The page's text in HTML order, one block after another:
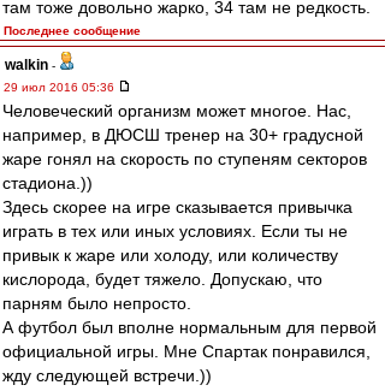
там тоже довольно жарко, 34 там не редкость.
Последнее сообщение
walkin -
29 июл 2016 05:36
Человеческий организм может многое. Нас,
например, в ДЮСШ тренер на 30+ градусной
жаре гонял на скорость по ступеням секторов
стадиона.))
Здесь скорее на игре сказывается привычка
играть в тех или иных условиях. Если ты не
привык к жаре или холоду, или количеству
кислорода, будет тяжело. Допускаю, что
парням было непросто.
А футбол был вполне нормальным для первой
официальной игры. Мне Спартак понравился,
жду следующей встречи.))